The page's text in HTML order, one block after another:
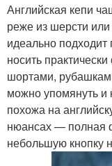
Английская кепи
реже из шерсти
идеально
носить
шортами,
можно упомянуть и
похожа на
нюансах — полная
небольшую кнопку